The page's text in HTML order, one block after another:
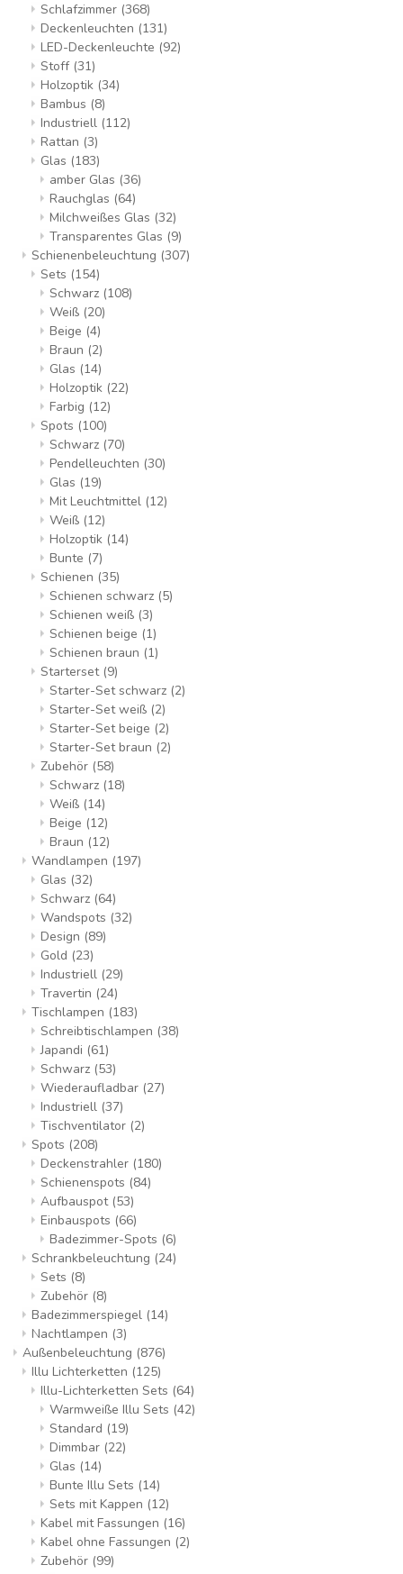
Schlafzimmer (368)
Deckenleuchten (131)
LED-Deckenleuchte (92)
Stoff (31)
Holzoptik (34)
Bambus (8)
Industriell (112)
Rattan (3)
Glas (183)
amber Glas (36)
Rauchglas (64)
Milchweißes Glas (32)
Transparentes Glas (9)
Schienenbeleuchtung (307)
Sets (154)
Schwarz (108)
Weiß (20)
Beige (4)
Braun (2)
Glas (14)
Holzoptik (22)
Farbig (12)
Spots (100)
Schwarz (70)
Pendelleuchten (30)
Glas (19)
Mit Leuchtmittel (12)
Weiß (12)
Holzoptik (14)
Bunte (7)
Schienen (35)
Schienen schwarz (5)
Schienen weiß (3)
Schienen beige (1)
Schienen braun (1)
Starterset (9)
Starter-Set schwarz (2)
Starter-Set weiß (2)
Starter-Set beige (2)
Starter-Set braun (2)
Zubehör (58)
Schwarz (18)
Weiß (14)
Beige (12)
Braun (12)
Wandlampen (197)
Glas (32)
Schwarz (64)
Wandspots (32)
Design (89)
Gold (23)
Industriell (29)
Travertin (24)
Tischlampen (183)
Schreibtischlampen (38)
Japandi (61)
Schwarz (53)
Wiederaufladbar (27)
Industriell (37)
Tischventilator (2)
Spots (208)
Deckenstrahler (180)
Schienenspots (84)
Aufbauspot (53)
Einbauspots (66)
Badezimmer-Spots (6)
Schrankbeleuchtung (24)
Sets (8)
Zubehör (8)
Badezimmerspiegel (14)
Nachtlampen (3)
Außenbeleuchtung (876)
Illu Lichterketten (125)
Illu-Lichterketten Sets (64)
Warmweiße Illu Sets (42)
Standard (19)
Dimmbar (22)
Glas (14)
Bunte Illu Sets (14)
Sets mit Kappen (12)
Kabel mit Fassungen (16)
Kabel ohne Fassungen (2)
Zubehör (99)